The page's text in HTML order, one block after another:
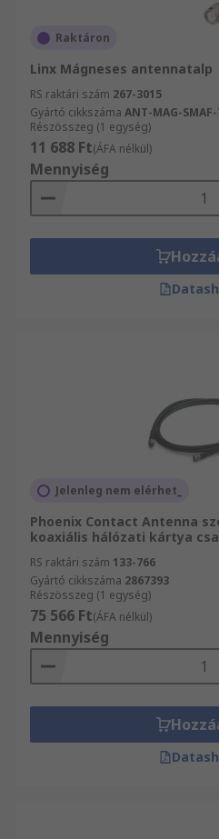
Raktáron
Linx Mágneses antennatalp
RS raktári szám 267-3015
Gyártó cikkszáma ANT-MAG-
Részösszeg (1 egység)
11 688 Ft(ÁFA nélkül)
Mennyiség
Jelenleg nem elérhet_
Phoenix Contact Antenna
koaxiális hálózati kártya
RS raktári szám 133-766
Gyártó cikkszáma 2867393
Részösszeg (1 egység)
75 566 Ft(ÁFA nélkül)
Mennyiség